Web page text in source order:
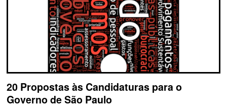
20 Propostas às Candidaturas para o
Governo de São Paulo